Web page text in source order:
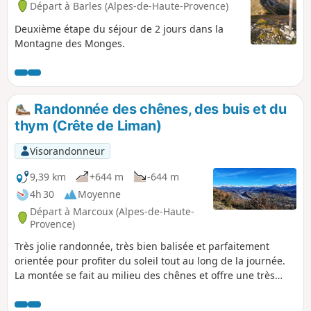
dans un vallon boisé et paisible, parfait pour conclure cette
aventure en pleine nature. Une randonnée à ne pas
manquer pour les amateurs de paysages grandioses et de
Départ à Barles (Alpes-de-Haute-Provence)
Deuxième étape du séjour de 2 jours dans la
Montagne des Monges.
Randonnée des chênes, des buis et du
thym (Crête de Liman)
Visorandonneur
9,39 km
+644 m
-644 m
4h 30
Moyenne
Départ à Marcoux (Alpes-de-Haute-
Provence)
Très jolie randonnée, très bien balisée et parfaitement
orientée pour profiter du soleil tout au long de la journée.
La montée se fait au milieu des chênes et offre une très
Évêchés. L'arrivée sur la crête ouvre une magnifique